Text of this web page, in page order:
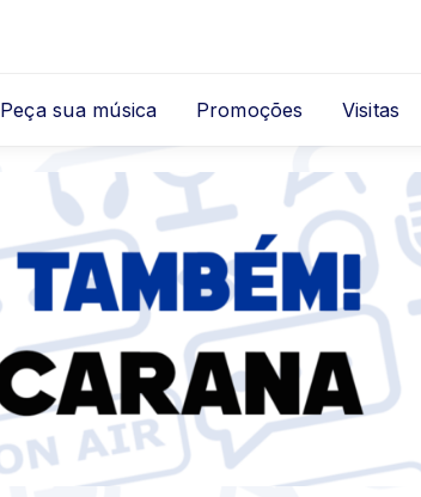
Peça sua música Promoções Visitas